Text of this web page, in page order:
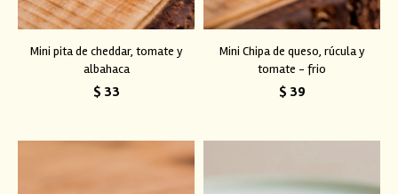
Mini pita de cheddar, tomate y
albahaca
$ 33
Mini Chipa de queso, rúcula y
tomate - frio
$ 39